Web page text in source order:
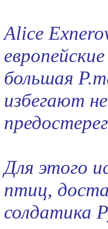
Alice
большая
избегают
Для этого
птиц,
солдатика